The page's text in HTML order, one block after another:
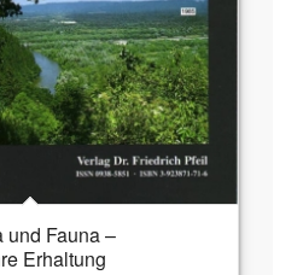
und Fauna –
Erhaltung